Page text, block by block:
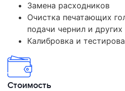
Замена расходников
Очистка печатающих
подачи чернил и других
Калибровка и
Стоимость